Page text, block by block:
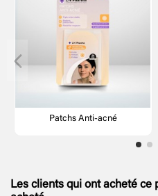
Patchs Anti-acné
Les clients qui ont acheté ce